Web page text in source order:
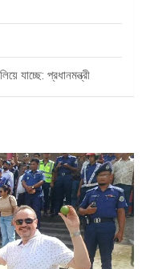
যাচ্ছে: প্রধানমন্ত্রী